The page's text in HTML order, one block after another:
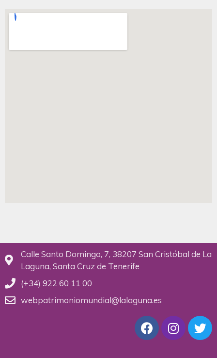
Calle Santo Domingo, 7, 38207 San Cristóbal de La
Laguna, Santa Cruz de Tenerife
(+34) 922 60 11 00
webpatrimoniomundial@lalaguna.es